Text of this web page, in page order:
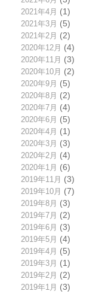
2021年4月 (1)
2021年3月 (5)
2021年2月 (2)
2020年12月 (4)
2020年11月 (3)
2020年10月 (2)
2020年9月 (5)
2020年8月 (2)
2020年7月 (4)
2020年6月 (5)
2020年4月 (1)
2020年3月 (3)
2020年2月 (4)
2020年1月 (6)
2019年11月 (3)
2019年10月 (7)
2019年8月 (3)
2019年7月 (2)
2019年6月 (3)
2019年5月 (4)
2019年4月 (5)
2019年3月 (1)
2019年2月 (2)
2019年1月 (3)